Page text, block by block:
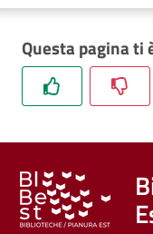
Questa pagina ti